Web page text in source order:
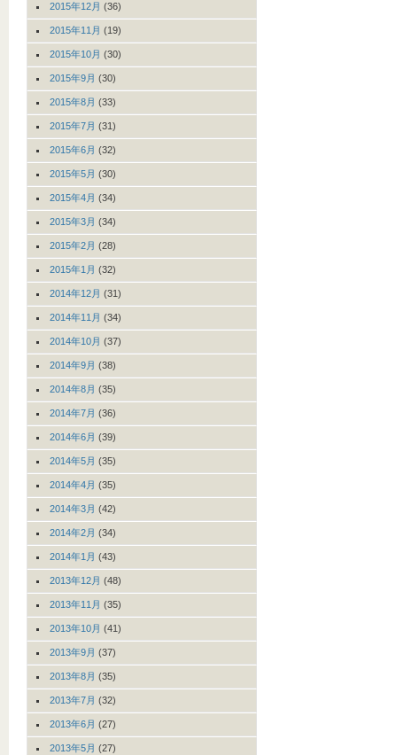
2015年12月 (36)
2015年11月 (19)
2015年10月 (30)
2015年9月 (30)
2015年8月 (33)
2015年7月 (31)
2015年6月 (32)
2015年5月 (30)
2015年4月 (34)
2015年3月 (34)
2015年2月 (28)
2015年1月 (32)
2014年12月 (31)
2014年11月 (34)
2014年10月 (37)
2014年9月 (38)
2014年8月 (35)
2014年7月 (36)
2014年6月 (39)
2014年5月 (35)
2014年4月 (35)
2014年3月 (42)
2014年2月 (34)
2014年1月 (43)
2013年12月 (48)
2013年11月 (35)
2013年10月 (41)
2013年9月 (37)
2013年8月 (35)
2013年7月 (32)
2013年6月 (27)
2013年5月 (27)